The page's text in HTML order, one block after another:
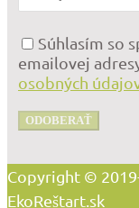
Súhlasím so
emailovej
osobných
ODOBERAŤ
Copyright ©
EkoReštart.sk